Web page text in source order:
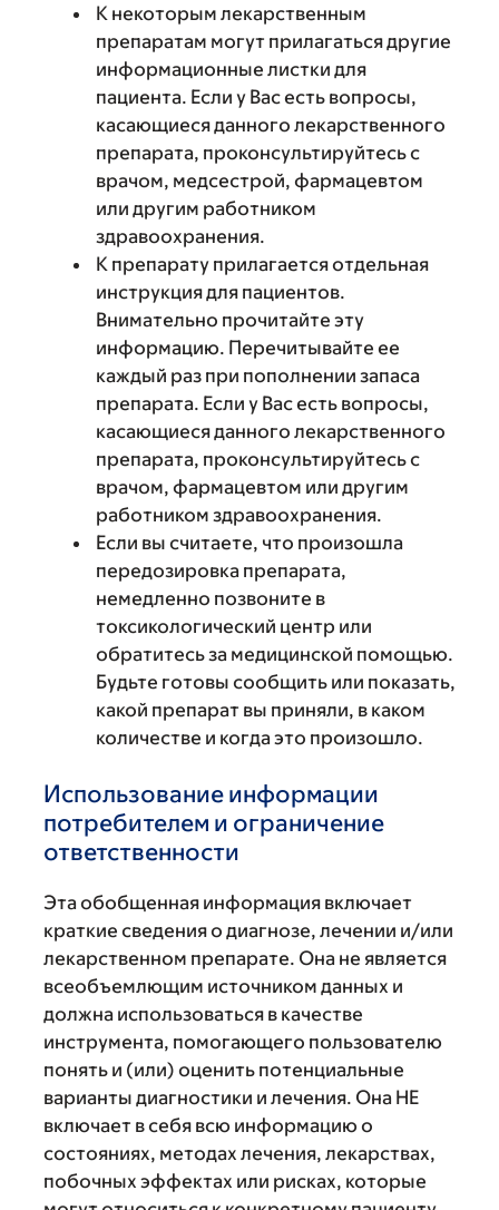
К некоторым лекарственным
препаратам могут прилагаться другие
информационные листки для
пациента. Если у Вас есть вопросы,
касающиеся данного лекарственного
препарата, проконсультируйтесь с
врачом, медсестрой, фармацевтом
или другим работником
здравоохранения.
К препарату прилагается отдельная
инструкция для пациентов.
Внимательно прочитайте эту
информацию. Перечитывайте ее
каждый раз при пополнении запаса
препарата. Если у Вас есть вопросы,
касающиеся данного лекарственного
препарата, проконсультируйтесь с
врачом, фармацевтом или другим
работником здравоохранения.
Если вы считаете, что произошла
передозировка препарата,
немедленно позвоните в
токсикологический центр или
обратитесь за медицинской помощью.
Будьте готовы сообщить или показать,
какой препарат вы приняли, в каком
количестве и когда это произошло.
Использование информации
потребителем и ограничение
ответственности
Эта обобщенная информация включает
краткие сведения о диагнозе, лечении и/или
лекарственном препарате. Она не является
всеобъемлющим источником данных и
должна использоваться в качестве
инструмента, помогающего пользователю
понять и (или) оценить потенциальные
варианты диагностики и лечения. Она НЕ
включает в себя всю информацию о
состояниях, методах лечения, лекарствах,
побочных эффектах или рисках, которые